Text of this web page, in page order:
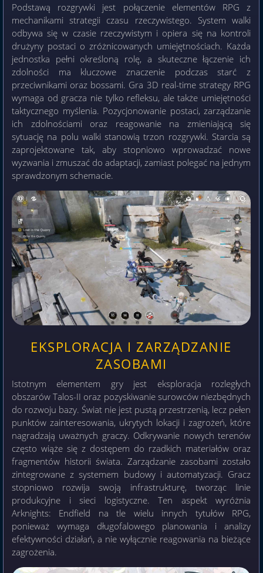
Podstawą rozgrywki jest połączenie elementów RPG z
mechanikami strategii czasu rzeczywistego. System walki
odbywa się w czasie rzeczywistym i opiera się na kontroli
drużyny postaci o zróżnicowanych umiejętnościach. Każda
jednostka pełni określoną rolę, a skuteczne łączenie ich
zdolności ma kluczowe znaczenie podczas starć z
przeciwnikami oraz bossami. Gra 3D real-time strategy RPG
wymaga od gracza nie tylko refleksu, ale także umiejętności
taktycznego myślenia. Pozycjonowanie postaci, zarządzanie
ich zdolnościami oraz reagowanie na zmieniającą się
sytuację na polu walki stanowią trzon rozgrywki. Starcia są
zaprojektowane tak, aby stopniowo wprowadzać nowe
wyzwania i zmuszać do adaptacji, zamiast polegać na jednym
sprawdzonym schemacie.
EKSPLORACJA I ZARZĄDZANIE
ZASOBAMI
Istotnym elementem gry jest eksploracja rozległych
obszarów Talos-II oraz pozyskiwanie surowców niezbędnych
do rozwoju bazy. Świat nie jest pustą przestrzenią, lecz pełen
punktów zainteresowania, ukrytych lokacji i zagrożeń, które
nagradzają uważnych graczy. Odkrywanie nowych terenów
często wiąże się z dostępem do rzadkich materiałów oraz
fragmentów historii świata. Zarządzanie zasobami zostało
zintegrowane z systemem budowy i automatyzacji. Gracz
stopniowo rozwija swoją infrastrukturę, tworząc linie
produkcyjne i sieci logistyczne. Ten aspekt wyróżnia
Arknights: Endfield na tle wielu innych tytułów RPG,
ponieważ wymaga długofalowego planowania i analizy
efektywności działań, a nie wyłącznie reagowania na bieżące
zagrożenia.